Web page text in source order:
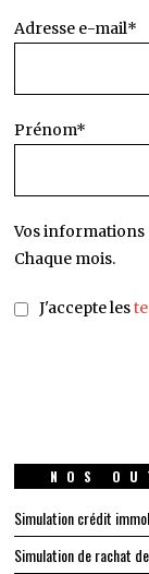
Adresse e-mail*
Prénom*
Vos informations
Chaque mois.
J'accepte les
NOS
Simulation crédit
Simulation de rachat